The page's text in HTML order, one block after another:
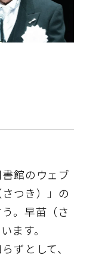
館のウェブ
つき）」の
。早苗（さ
ます。
ずとして、